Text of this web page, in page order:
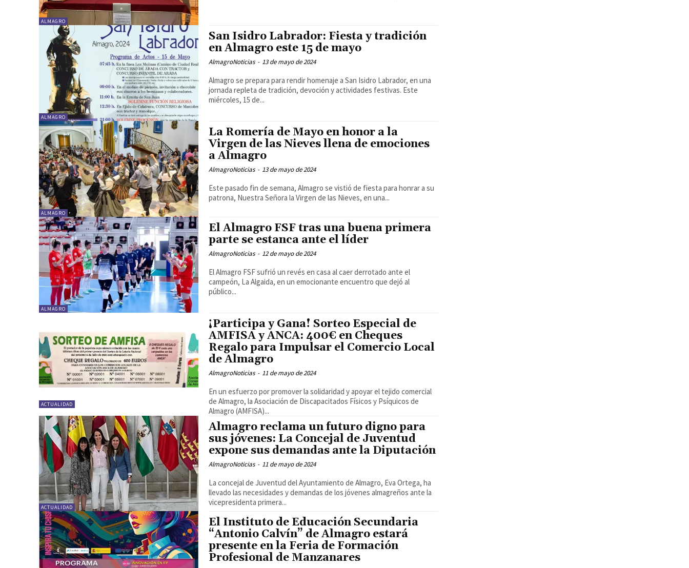
ALMAGRO
ALMAGRO
San Isidro Labrador: Fiesta y tradición
en Almagro este 15 de mayo
AlmagroNoticias - 13 de mayo de 2024
Almagro se prepara para rendir homenaje a San Isidro Labrador, en una
jornada repleta de tradición, devoción y actividades festivas. Este
miércoles, 15 de...
ALMAGRO
La Romería de Mayo en honor a la
Virgen de las Nieves llena de emociones
a Almagro
AlmagroNoticias - 13 de mayo de 2024
Este pasado fin de semana, Almagro se vistió de fiesta para honrar a su
patrona, Nuestra Señora la Virgen de las Nieves, en una...
ALMAGRO
El Almagro FSF tras una buena primera
parte se estanca ante el líder
AlmagroNoticias - 12 de mayo de 2024
El Almagro FSF sufrió un revés en casa al caer derrotado ante el
campeón, La Algaida, en un emocionante encuentro que dejó al
público...
ACTUALIDAD
¡Participa y Gana! Sorteo Especial de
AMFISA y ANCA: 400€ en Cheques
Regalo para Impulsar el Comercio Local
de Almagro
AlmagroNoticias - 11 de mayo de 2024
En un esfuerzo por promover la solidaridad y apoyar el tejido comercial
de Almagro, la Asociación de Discapacitados Físicos y Psíquicos de
Almagro (AMFISA)...
ACTUALIDAD
Almagro reclama un futuro digno para
sus jóvenes: La Concejal de Juventud
expone sus demandas ante la Diputación
AlmagroNoticias - 11 de mayo de 2024
La concejal de Juventud del Ayuntamiento de Almagro, Eva Ortega, ha
llevado las necesidades y demandas de los jóvenes almagreños ante la
vicepresidenta primera...
El Instituto de Educación Secundaria
“Antonio Calvín” de Almagro estará
presente en la Feria de Formación
Profesional de Manzanares